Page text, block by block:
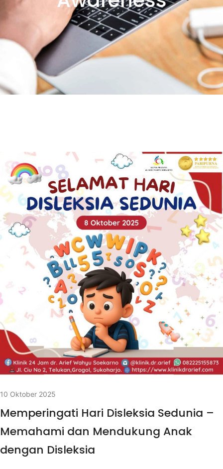
10 Oktober 2025
Memperingati Hari Disleksia Sedunia –
Memahami dan Mendukung Anak
dengan Disleksia